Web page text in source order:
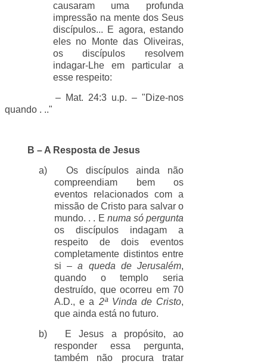
causaram uma profunda
impressão na mente dos Seus
discípulos... E agora, estando
eles no Monte das Oliveiras,
os discípulos resolvem
indagar-Lhe em particular a
esse respeito:
– Mat. 24:3 u.p. – "Dize-nos
quando . .."
B – A Resposta de Jesus
a)
Os discípulos ainda não
compreendiam bem os
eventos relacionados com a
missão de Cristo para salvar o
mundo. . . E numa só pergunta
os discípulos indagam a
respeito de dois eventos
completamente distintos entre
si –a queda de Jerusalém,
quando o templo seria
destruído, que ocorreu em 70
A.D., e a 2ª Vinda de Cristo,
que ainda está no futuro.
b)
E Jesus a propósito, ao
responder essa pergunta,
também não procura tratar